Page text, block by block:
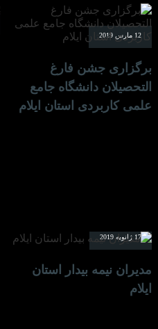
12 مارس 2019
برگزاری جشن فارغ
التحصیلان دانشگاه جامع
علمی کاربردی استان ایلام
17 ژانویه 2019
مدیران نیمه بیدار استان
ایلام